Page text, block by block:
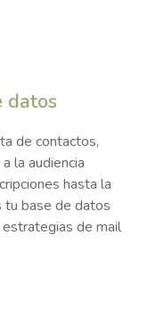
datos
de contactos,
la audiencia
hasta la
tu base de datos
de mail